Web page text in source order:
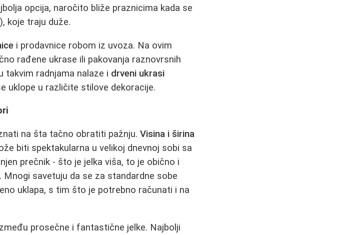
opcija, naročito bliže praznicima kada se
koje traju duže.
i prodavnice robom iz uvoza. Na ovim
rađene ukrase ili pakovanja raznovrsnih
takvim radnjama nalaze i drveni ukrasi
uklope u različite stilove dekoracije.
na šta tačno obratiti pažnju.Visina i širina
biti spektakularna u velikoj dnevnoj sobi sa
prečnik - što je jelka viša, to je obično i
savetuju da se za standardne sobe
uklapa, s tim što je potrebno računati i na
prosečne i fantastične jelke. Najbolji